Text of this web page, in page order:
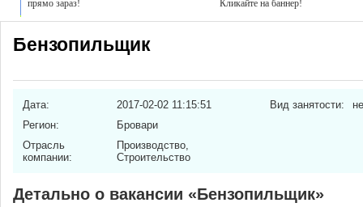
прямо зараз!
Кликайте на баннер!
Бензопильщик
Дата:
2017-02-02 11:15:51
Регион:
Бровари
Отрасль
компании:
Производство,
Строительcтво
Вид занятости:
Детально о вакансии «Бензопильщик»